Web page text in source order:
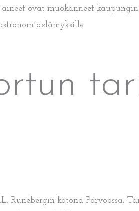
ovat muokanneet
Runebergin kotona Porvoossa.